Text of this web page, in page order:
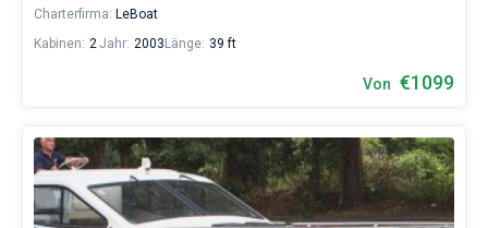
Charterfirma: LeBoat
Kabinen: 2Jahr: 2003 Länge: 39 ft
Von €1099